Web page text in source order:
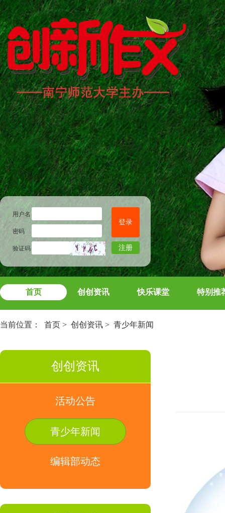
用户名
密码
验证码
登录
注册
首页 创创资讯 快乐课堂 特别推
当前位置： 首页 > 创创资讯 > 青少年新闻
创创资讯
活动公告
青少年新闻
编辑部动态